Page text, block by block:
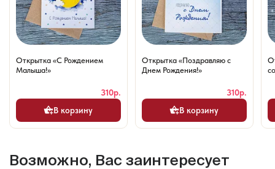
Открытка «С Рождением
Малыша!»
310р.
В корзину
Открытка «Поздравляю с
Днем Рождения!»
310р.
В корзину
Возможно, Вас заинтересует